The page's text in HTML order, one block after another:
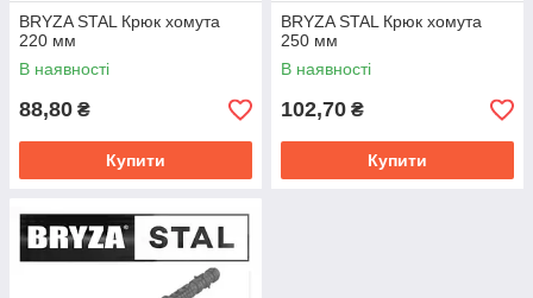
BRYZA STAL Крюк хомута
220 мм
В наявності
88,80 ₴
Купити
BRYZA STAL Крюк хомута
250 мм
В наявності
102,70 ₴
Купити